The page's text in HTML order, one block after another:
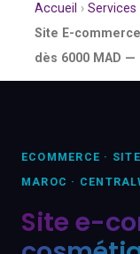
Accueil › Services
Site E-
dès 6000 MAD —
ECOMMERCE ·
MAROC ·
Site e-